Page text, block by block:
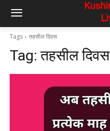
Tags तहसील दिवस
Tag:तहसील दिवस